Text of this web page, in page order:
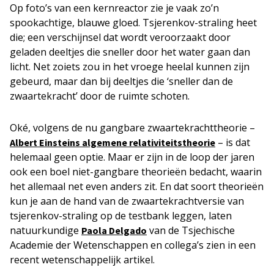
Op foto’s van een kernreactor zie je vaak zo’n
spookachtige, blauwe gloed. Tsjerenkov-straling heet
die; een verschijnsel dat wordt veroorzaakt door
geladen deeltjes die sneller door het water gaan dan
licht. Net zoiets zou in het vroege heelal kunnen zijn
gebeurd, maar dan bij deeltjes die ‘sneller dan de
zwaartekracht’ door de ruimte schoten.
Oké, volgens de nu gangbare zwaartekrachttheorie –
Albert Einsteins algemene relativiteitstheorie – is dat
helemaal geen optie. Maar er zijn in de loop der jaren
ook een boel niet-gangbare theorieën bedacht, waarin
het allemaal net even anders zit. En dat soort theorieën
kun je aan de hand van de zwaartekrachtversie van
tsjerenkov-straling op de testbank leggen, laten
natuurkundige Paola Delgado van de Tsjechische
Academie der Wetenschappen en collega’s zien in een
recent wetenschappelijk artikel.